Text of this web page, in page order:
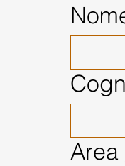
Area